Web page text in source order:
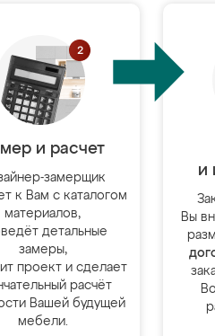
и расчет
замерщик
к Вам с каталогом
материалов,
детальные
замеры,
проект и сделает
расчёт
Вашей будущей
мебели.
и
Вы